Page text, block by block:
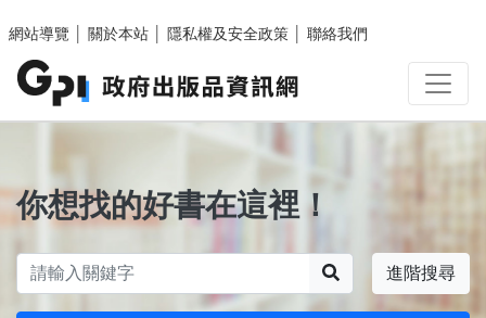
網站導覽
關於本站 隱私權及安全政策 聯絡我們
你想找的好書在這裡！
進階搜尋